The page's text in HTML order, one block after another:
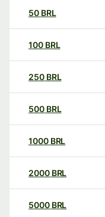
50 BRL
100 BRL
250 BRL
500 BRL
1000 BRL
2000 BRL
5000 BRL